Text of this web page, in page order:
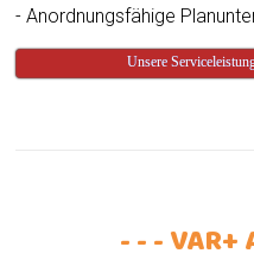
- Anordnungsfähige
Unsere
- - - VAR+